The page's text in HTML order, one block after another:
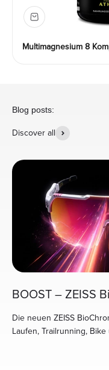
Multimagnesium 8
Blog posts:
Discover all
BOOST – ZEISS
Die neuen ZEISS
Laufen, Trailrunning,